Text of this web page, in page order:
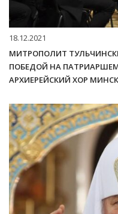
18.12.2021
МИТРОПОЛИТ
ПОБЕДОЙ НА
АРХИЕРЕЙСКИЙ ХОР